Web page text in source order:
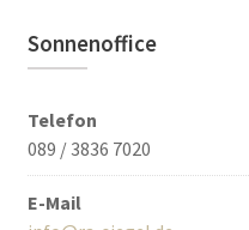
Sonnenoffice
Telefon
089 / 3836 7020
E-Mail